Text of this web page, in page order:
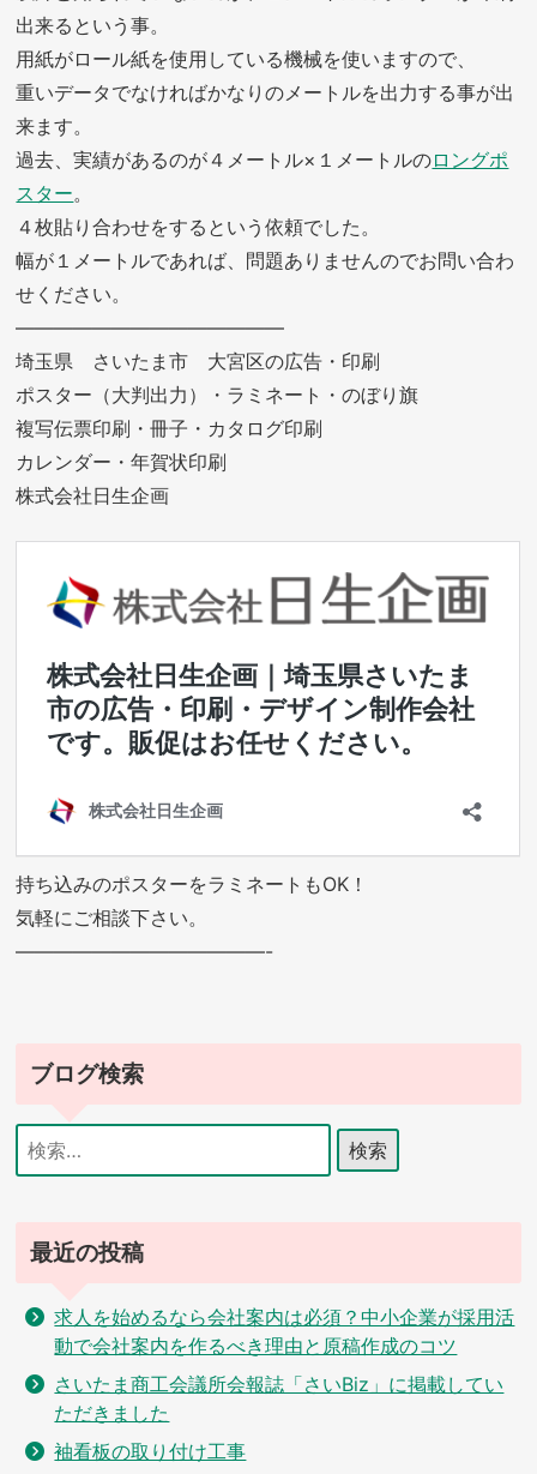
出来るという事。
用紙がロール紙を使用している機械を使いますので、
重いデータでなければかなりのメートルを出力する事が出
来ます。
過去、実績があるのが４メートル×１メートルのロングポ
スター。
４枚貼り合わせをするという依頼でした。
幅が１メートルであれば、問題ありませんのでお問い合わ
せください。
——————————————
埼玉県 さいたま市 大宮区の広告・印刷
ポスター（大判出力）・ラミネート・のぼり旗
複写伝票印刷・冊子・カタログ印刷
カレンダー・年賀状印刷
株式会社日生企画
持ち込みのポスターをラミネートもOK！
気軽にご相談下さい。
—————————————-
ブログ検索
検
索:
最近の投稿
求人を始めるなら会社案内は必須？中小企業が採用活
動で会社案内を作るべき理由と原稿作成のコツ
さいたま商工会議所会報誌「さいBiz」に掲載してい
ただきました
袖看板の取り付け工事